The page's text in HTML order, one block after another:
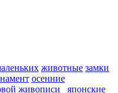
животные замки
осенние
живописи японские